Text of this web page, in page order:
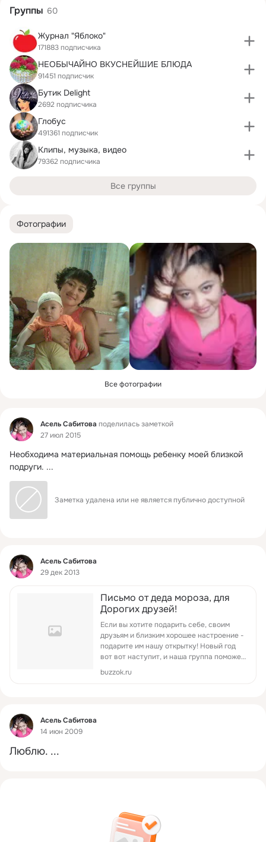
Фотографии
Все фотографии
Фид Асель Сабитова поделилась заметкой
27 июл 2015
Необходима материальная помощь ребенку моей близкой
подруги. ...
Заметка удалена или не является публично доступной
Фид
Асель Сабитова
29 дек 2013
Письмо от деда мороза, для
Дорогих друзей!
Если вы хотите подарить себе, своим
друзьям и близким хорошее настроение -
подарите им нашу открытку! Новый год
вот вот наступит, и наша группа поможет
вам поздравить своих родных с этим
buzzok.ru
Фид
Асель Сабитова
14 июн 2009
Люблю. ...
Группы 60
Журнал "Яблоко"
171883 подписчика
НЕОБЫЧАЙНО ВКУСНЕЙШИЕ БЛЮДА
91451 подписчик
Бутик Delight
2692 подписчика
Глобус
491361 подписчик
Клипы, музыка, видео
79362 подписчика
Все группы